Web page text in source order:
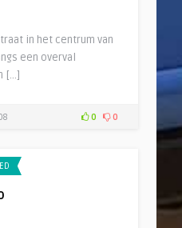
in het centrum van
een overval
[…]
0 0